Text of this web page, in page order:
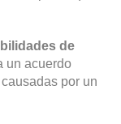
de
un acuerdo
por un